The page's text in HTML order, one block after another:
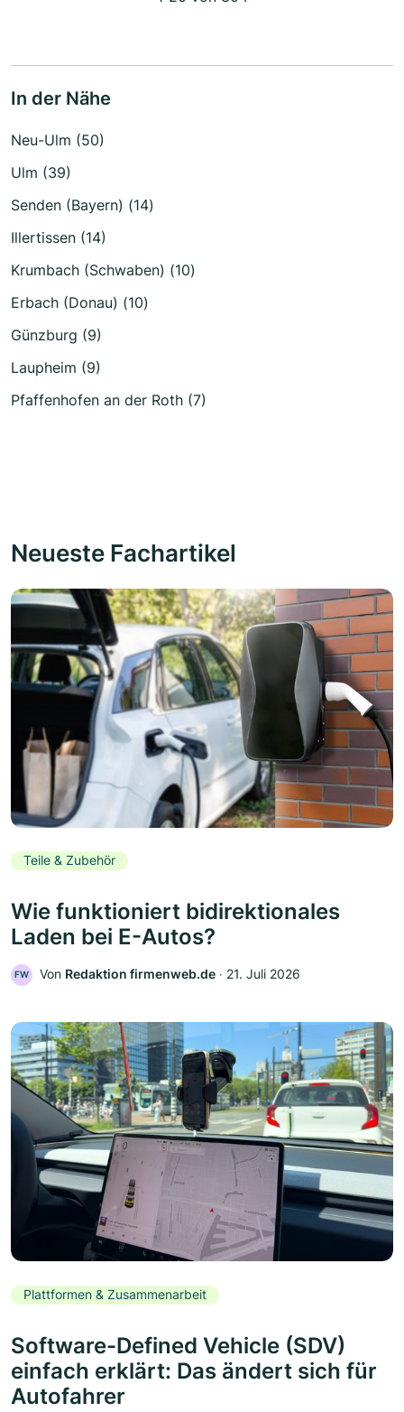
In der Nähe
Neu-Ulm (50)
Ulm (39)
Senden (Bayern) (14)
Illertissen (14)
Krumbach (Schwaben) (10)
Erbach (Donau) (10)
Günzburg (9)
Laupheim (9)
Pfaffenhofen an der Roth (7)
Neueste Fachartikel
Teile & Zubehör
Wie funktioniert bidirektionales
Laden bei E-Autos?
FW Von Redaktion firmenweb.de ‧ 21. Juli 2026
Plattformen & Zusammenarbeit
Software-Defined Vehicle (SDV)
einfach erklärt: Das ändert sich für
Autofahrer